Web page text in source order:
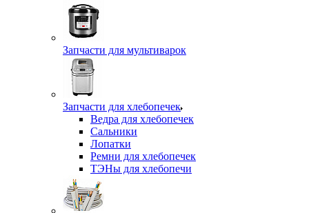
Запчасти для мультиварок
Запчасти для хлебопечек
Ведра для хлебопечек
Сальники
Лопатки
Ремни для хлебопечек
ТЭНы для хлебопечи